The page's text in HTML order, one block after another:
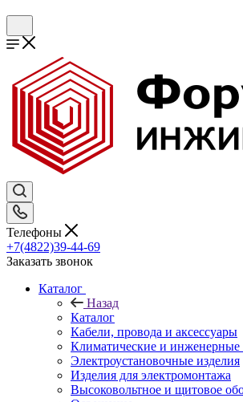
Телефоны
+7(4822)39-44-69
Заказать звонок
Каталог
Назад
Каталог
Кабели, провода и аксессуары
Климатические и инженерные
Электроустановочные изделия
Изделия для электромонтажа
Высоковольтное и щитовое